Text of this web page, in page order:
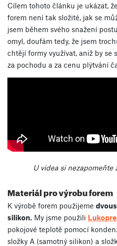
Cílem tohoto článku je ukázat,
forem není tak složité, jak se
jsem během svého snažení
omyl, doufám tedy, že jsem
chtějí formy využívat, aniž by se
za pochodu a za cenu plýtvání
U videa si
Materiál pro výrobu forem
K výrobě forem použijeme
silikon. My jsme použili
pokojové teplotě pomocí
složky A (samotný silikon) a